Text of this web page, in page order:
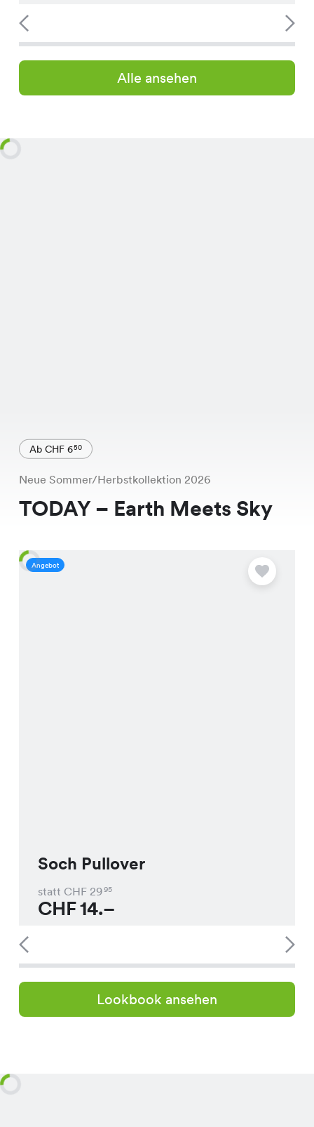
Alle ansehen
Ab CHF 650
Neue Sommer/Herbstkollektion 2026
TODAY – Earth Meets Sky
Angebot
Soch Pullover
statt CHF 2995
CHF14.–
Lookbook ansehen